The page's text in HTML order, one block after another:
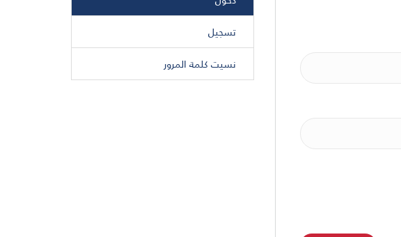
تسجيل
نسيت كلمة المرور